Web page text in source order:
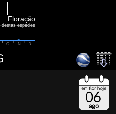
O N D
Floração
destas espécies
06
ago